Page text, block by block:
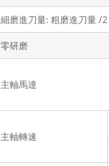
細磨進刀量: 粗磨進刀量 /2
零研磨
主軸馬達
主軸轉速